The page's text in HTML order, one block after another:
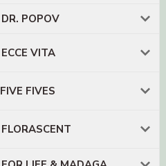
DR. POPOV
ECCE VITA
FIVE FIVES
FLORASCENT